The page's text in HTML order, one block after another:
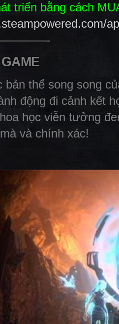
triển bằng cách
bản thể song song
động đi cảnh kết
học viễn tưởng
và chính xác!